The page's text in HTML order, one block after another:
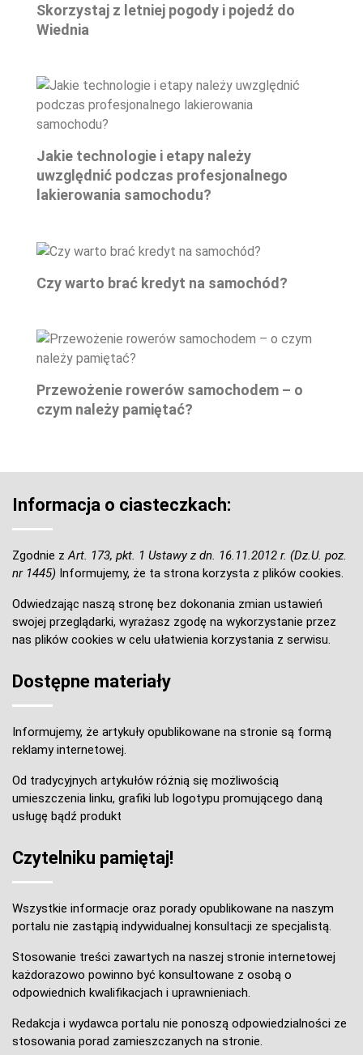
Skorzystaj z letniej pogody i pojedź do
Wiednia
Jakie technologie i etapy należy
uwzględnić podczas profesjonalnego
lakierowania samochodu?
Czy warto brać kredyt na samochód?
Przewożenie rowerów samochodem – o
czym należy pamiętać?
Informacja o ciasteczkach:
Zgodnie z Art. 173, pkt. 1 Ustawy z dn. 16.11.2012 r. (Dz.U. poz.
nr 1445) Informujemy, że ta strona korzysta z plików cookies.
Odwiedzając naszą stronę bez dokonania zmian ustawień
swojej przeglądarki, wyrażasz zgodę na wykorzystanie przez
nas plików cookies w celu ułatwienia korzystania z serwisu.
Dostępne materiały
Informujemy, że artykuły opublikowane na stronie są formą
reklamy internetowej.
Od tradycyjnych artykułów różnią się możliwością
umieszczenia linku, grafiki lub logotypu promującego daną
usługę bądź produkt
Czytelniku pamiętaj!
Wszystkie informacje oraz porady opublikowane na naszym
portalu nie zastąpią indywidualnej konsultacji ze specjalistą.
Stosowanie treści zawartych na naszej stronie internetowej
każdorazowo powinno być konsultowane z osobą o
odpowiednich kwalifikacjach i uprawnieniach.
Redakcja i wydawca portalu nie ponoszą odpowiedzialności ze
stosowania porad zamieszczanych na stronie.